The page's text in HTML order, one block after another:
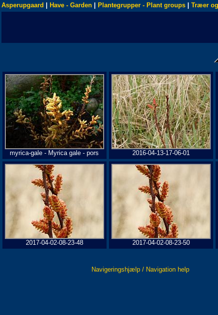
Asperupgaard Have - Garden Plantegrupper - Plant groups Træer
myrica-gale - Myrica gale - pors 2016-04-13-17-06-01
2017-04-02-08-23-48 2017-04-02-08-23-50
Navigeringshjælp / Navigation help